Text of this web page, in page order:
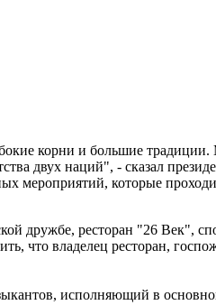
корни и большие
двух наций", - сказал
мероприятий, которые
дружбе, ресторан "26 Век",
что владелец ресторан,
исполняющий в